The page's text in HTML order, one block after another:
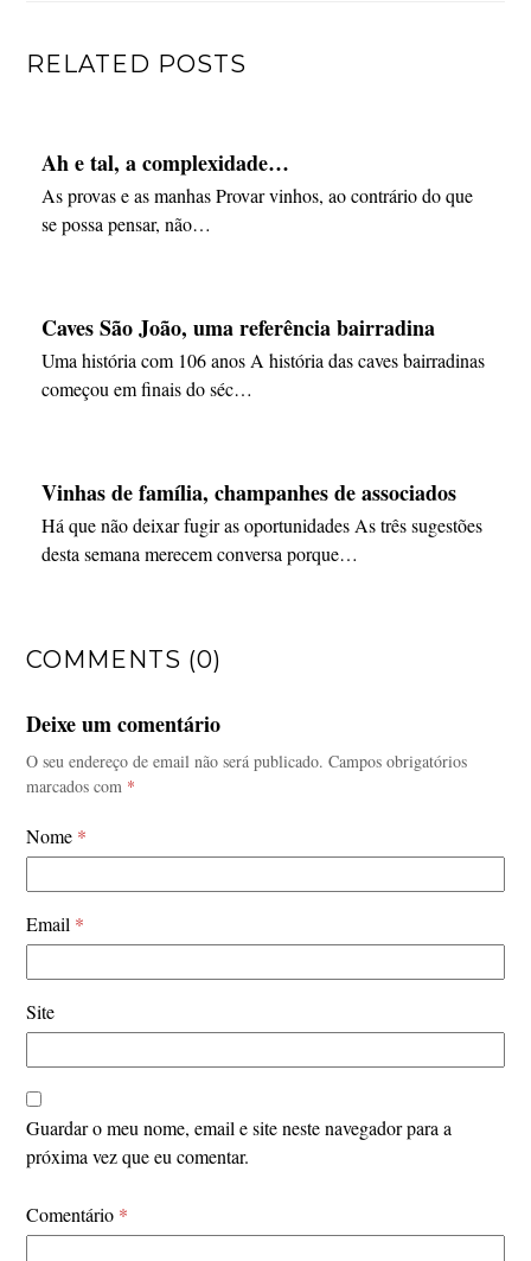
RELATED POSTS
Ah e tal, a complexidade…
As provas e as manhas Provar vinhos, ao contrário do que
se possa pensar, não…
Caves São João, uma referência bairradina
Uma história com 106 anos A história das caves bairradinas
começou em finais do séc…
Vinhas de família, champanhes de associados
Há que não deixar fugir as oportunidades As três sugestões
desta semana merecem conversa porque…
COMMENTS (0)
Deixe um comentário
O seu endereço de email não será publicado. Campos obrigatórios
marcados com *
Nome *
Email *
Site
Guardar o meu nome, email e site neste navegador para a
próxima vez que eu comentar.
Comentário *